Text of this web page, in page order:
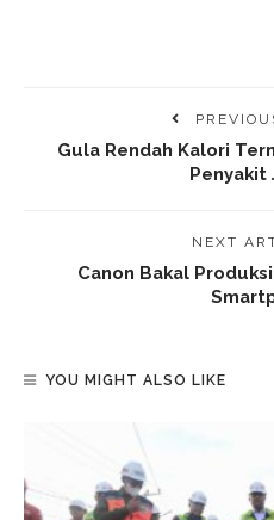
Gula Rendah Kalori
Penyakit
NEXT
Canon Bakal
YOU MIGHT ALSO LIKE